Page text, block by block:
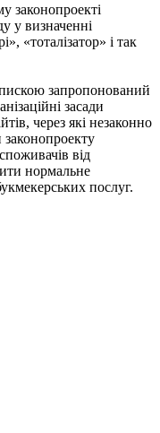
законопроекті
у визначенні
«тоталізатор» і так
запропонований
засади
через які незаконно
законопроекту
від
нормальне
послуг.